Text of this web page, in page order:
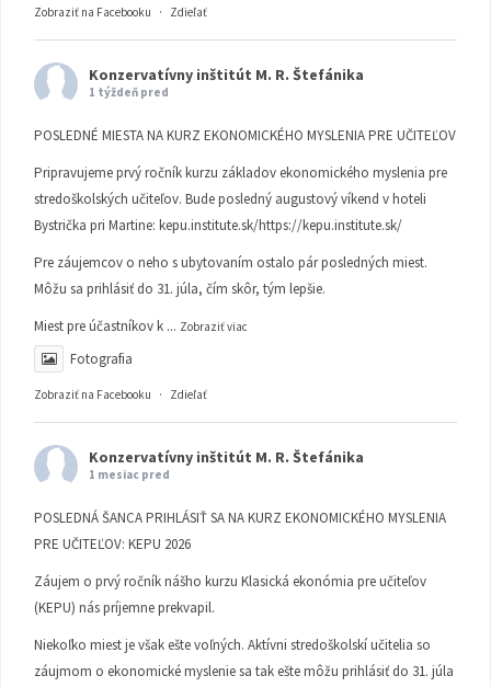
Zobraziť na Facebooku · Zdieľať
Konzervatívny inštitút M. R. Štefánika
1 týždeň pred
POSLEDNÉ MIESTA NA KURZ EKONOMICKÉHO MYSLENIA PRE UČITEĽOV
Pripravujeme prvý ročník kurzu základov ekonomického myslenia pre
stredoškolských učiteľov. Bude posledný augustový víkend v hoteli
Bystrička pri Martine: kepu.institute.sk/https://kepu.institute.sk/
Pre záujemcov o neho s ubytovaním ostalo pár posledných miest.
Môžu sa prihlásiť do 31. júla, čím skôr, tým lepšie.
Miest pre účastníkov k ... Zobraziť viac
Fotografia
Zobraziť na Facebooku · Zdieľať
Konzervatívny inštitút M. R. Štefánika
1 mesiac pred
POSLEDNÁ ŠANCA PRIHLÁSIŤ SA NA KURZ EKONOMICKÉHO MYSLENIA
PRE UČITEĽOV: KEPU 2026
Záujem o prvý ročník nášho kurzu Klasická ekonómia pre učiteľov
(KEPU) nás príjemne prekvapil.
Niekoľko miest je však ešte voľných. Aktívni stredoškolskí učitelia so
záujmom o ekonomické myslenie sa tak ešte môžu prihlásiť do 31. júla